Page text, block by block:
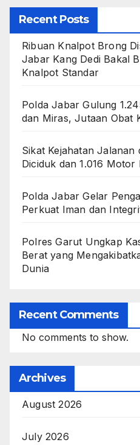
Recent Posts
Ribuan Knalpot Brong
Jabar Kang Dedi Bakal
Knalpot Standar
Polda Jabar Gulung
dan Miras, Jutaan Obat
Sikat Kejahatan
Diciduk dan 1.016 Motor
Polda Jabar Gelar
Perkuat Iman dan
Polres Garut Ungkap
Berat yang
Dunia
Recent Comments
No comments to show.
Archives
August 2026
July 2026